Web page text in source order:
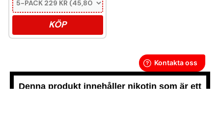
KÖP
Denna produkt innehåller nikotin som är ett